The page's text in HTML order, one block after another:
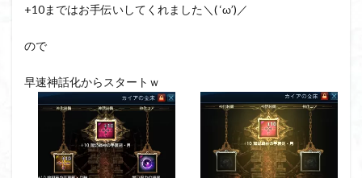
+10まではお手伝いしてくれました＼( ‘ω’)／
ので
早速神話化からスタートｗ